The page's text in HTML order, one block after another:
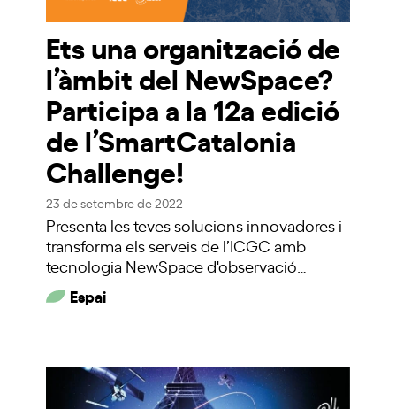
Ets una organització de
l’àmbit del NewSpace?
Participa a la 12a edició
de l’SmartCatalonia
Challenge!
23 de setembre de 2022
Presenta les teves solucions innovadores i
transforma els serveis de l’ICGC amb
tecnologia NewSpace d'observació…
Espai